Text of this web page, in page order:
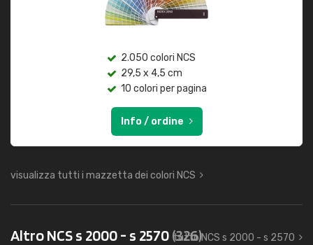
2.050 colori NCS
29,5 x 4,5 cm
10 colori per pagina
Info / ordine
visualizza tutti i mazzetta dei colori NCS
Altro NCS s 2000 - s 2570(326)
tutto NCS s 2000 - s 2570